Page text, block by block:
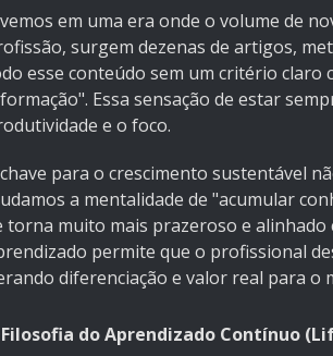
em uma era onde o volume de
surgem dezenas de artigos,
esse conteúdo sem um critério claro
Essa sensação de estar
e o foco.
para o crescimento sustentável
a mentalidade de "acumular
torna muito mais prazeroso e alinhado
permite que o profissional
diferenciação e valor real para o
do Aprendizado Contínuo